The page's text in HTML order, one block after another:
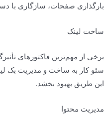
بارگذاری صفحات، سازگاری با
ساخت لینک
برخی از مهم‌ترین فاکتورهای
سئو کار به ساخت و مدیریت بک
این طریق بهبود بخشد.
مدیریت محتوا